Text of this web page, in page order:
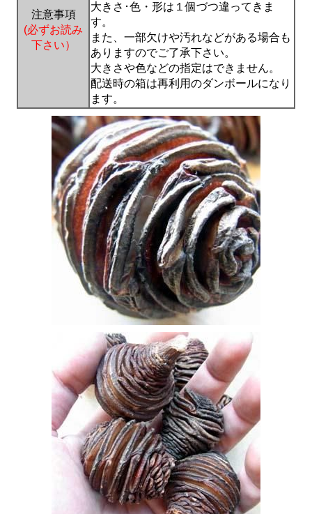
注意事項
(必ずお読み
下さい）
大きさ･色・形は１個づつ違ってきま
す。
また、一部欠けや汚れなどがある場合も
ありますのでご了承下さい。
大きさや色などの指定はできません。
配送時の箱は再利用のダンボールになり
ます。